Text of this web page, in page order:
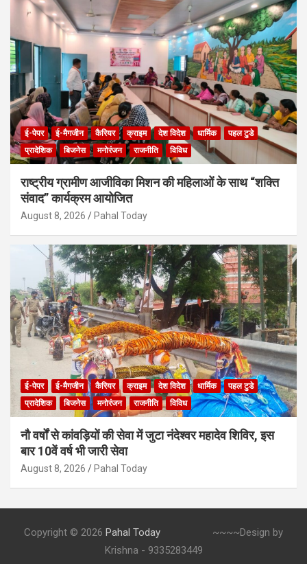
ई-पेपर ई-मैगजीन कैरियर क्राइम देश विदेश धार्मिक
पहल टुडे
प्रादेशिक
बिजनेस मनोरंजन राजनीति विविध
राष्ट्रीय ग्रामीण आजीविका मिशन की महिलाओं के साथ “शक्ति
संवाद” कार्यक्रम आयोजित
August 8, 2026 Pahal Today
ई-पेपर ई-मैगजीन कैरियर क्राइम देश विदेश धार्मिक
पहल टुडे
प्रादेशिक
बिजनेस मनोरंजन राजनीति विविध
नौ वर्षों से कांवड़ियों की सेवा में जुटा नंदेश्वर महादेव शिविर, इस
बार 10वें वर्ष भी जारी सेवा
August 8, 2026 Pahal Today
Copyright © 2026 Pahal Today
~~~~Design by
Krishna - 9335283449